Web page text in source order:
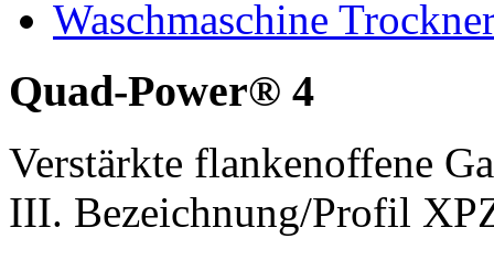
Waschmaschine
Quad-Power® 4
Verstärkte flankenoffene
III. Bezeichnung/Profil